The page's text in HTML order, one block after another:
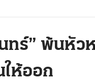
ทร์” พ้นหัว
ห้ออก